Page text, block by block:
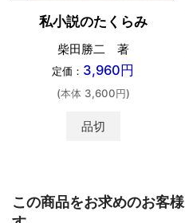
私小説のたくらみ
柴田勝二 著
定価： 3,960円
(本体 3,600円)
品切
この商品をお求めのお客